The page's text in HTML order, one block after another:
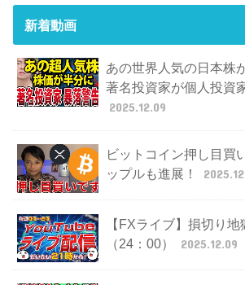
新着動画
あの世界人気の日本株
著名投資家が個人投資
2025.12.09
ビットコイン押し目買
ップルも進展！
【FXライブ】損切り地
（24：00）
2025.12.09